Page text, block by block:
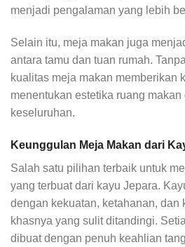
menjadi pengalaman yang lebih
Selain itu, meja makan juga
antara tamu dan tuan rumah.
kualitas meja makan memberikan
menentukan estetika ruang
keseluruhan.
Keunggulan Meja Makan dari
Salah satu pilihan terbaik untuk
yang terbuat dari kayu Jepara.
dengan kekuatan, ketahanan, dan
khasnya yang sulit ditandingi.
dibuat dengan penuh keahlian